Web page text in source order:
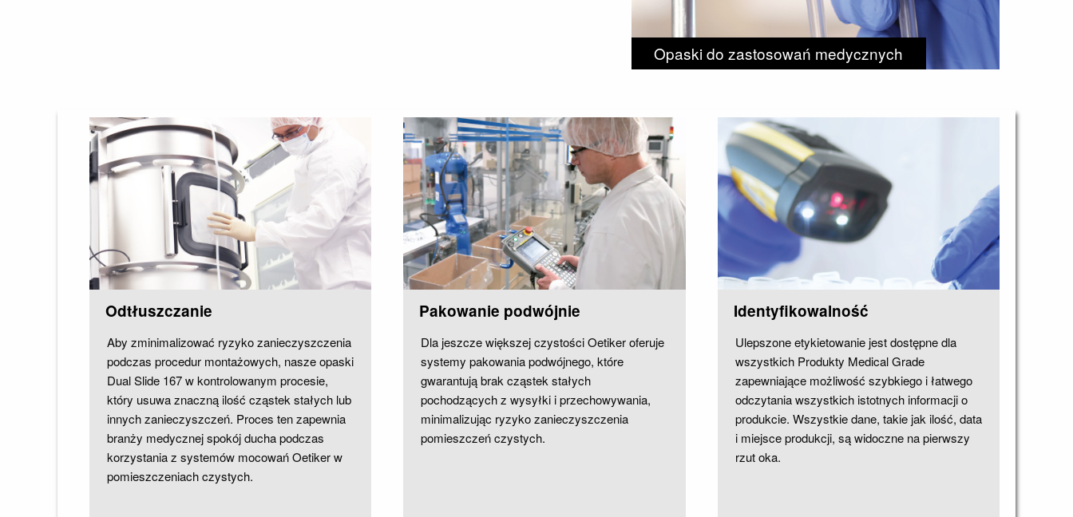
Opaski do zastosowań medycznych
Odtłuszczanie
Aby zminimalizować ryzyko zanieczyszczenia
podczas procedur montażowych, nasze opaski
Dual Slide 167 w kontrolowanym procesie,
który usuwa znaczną ilość cząstek stałych lub
innych zanieczyszczeń. Proces ten zapewnia
branży medycznej spokój ducha podczas
korzystania z systemów mocowań Oetiker w
pomieszczeniach czystych.
Pakowanie podwójnie
Dla jeszcze większej czystości Oetiker oferuje
systemy pakowania podwójnego, które
gwarantują brak cząstek stałych
pochodzących z wysyłki i przechowywania,
minimalizując ryzyko zanieczyszczenia
pomieszczeń czystych.
Identyfikowalność
Ulepszone etykietowanie jest dostępne dla
wszystkich Produkty Medical Grade
zapewniające możliwość szybkiego i łatwego
odczytania wszystkich istotnych informacji o
produkcie. Wszystkie dane, takie jak ilość, data
i miejsce produkcji, są widoczne na pierwszy
rzut oka.